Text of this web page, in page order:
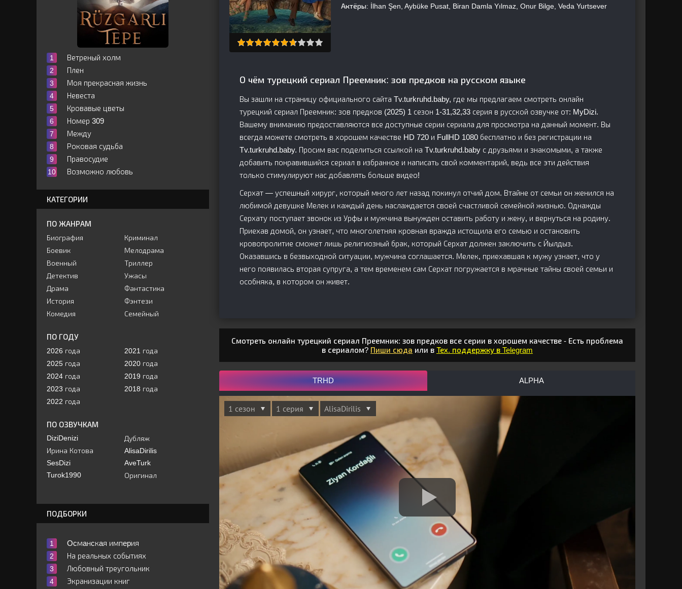
Актёры: İlhan Şen, Aybüke Pusat, Biran Damla Yılmaz, Onur Bilge, Veda Yurtsever
О чём турецкий сериал Преемник: зов предков на русском языке
Вы зашли на страницу официального сайта Tv.turkruhd.baby, где мы предлагаем смотреть онлайн
турецкий сериал Преемник: зов предков (2025) 1 сезон 1-31,32,33 серия в русской озвучке от: MyDizi.
Вашему вниманию предоставляются все доступные серии сериала для просмотра на данный момент. Вы
всегда можете смотреть в хорошем качестве HD 720 и FullHD 1080 бесплатно и без регистрации на
Tv.turkruhd.baby. Просим вас поделиться ссылкой на Tv.turkruhd.baby с друзьями и знакомыми, а также
добавить понравившийся сериал в избранное и написать свой комментарий, ведь все эти действия
только стимулируют нас добавлять больше видео!
Серхат — успешный хирург, который много лет назад покинул отчий дом. Втайне от семьи он женился на
любимой девушке Мелек и каждый день наслаждается своей счастливой семейной жизнью. Однажды
Серхату поступает звонок из Урфы и мужчина вынужден оставить работу и жену, и вернуться на родину.
Приехав домой, он узнает, что многолетняя кровная вражда истощила его семью и остановить
кровопролитие сможет лишь религиозный брак, который Серхат должен заключить с Йылдыз.
Оказавшись в безвыходной ситуации, мужчина соглашается. Мелек, приехавшая к мужу узнает, что у
него появилась вторая супруга, а тем временем сам Серхат погружается в мрачные тайны своей семьи и
особняка, в котором он живет.
Смотреть онлайн турецкий сериал Преемник: зов предков все серии в хорошем качестве - Есть проблема
в сериалом? Пиши сюда или в Тех. поддержку в Telegram
TRHD ALPHA
Ветреный холм
Плен
Моя прекрасная жизнь
Невеста
Кровавые цветы
Номер 309
Между
Роковая судьба
Правосудие
Возможно любовь
КАТЕГОРИИ
ПО ЖАНРАМ
Биография
Боевик
Военный
Детектив
Драма
История
Комедия
Криминал
Мелодрама
Триллер
Ужасы
Фантастика
Фэнтези
Семейный
ПО ГОДУ
2026 года
2025 года
2024 года
2023 года
2022 года
2021 года
2020 года
2019 года
2018 года
ПО ОЗВУЧКАМ
DiziDenizi
Ирина Котова
SesDizi
Turok1990
Дубляж
AlisaDirilis
AveTurk
Оригинал
ПОДБОРКИ
Ocмaнcкaя импepия
На реальных событиях
Любовный треугольник
Экранизации книг